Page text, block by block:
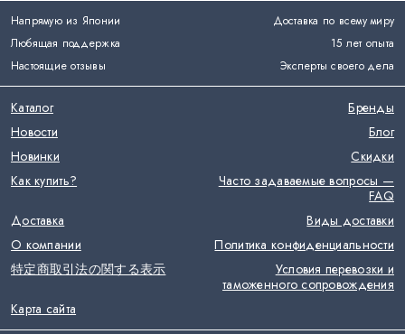
Напрямую из Японии
Доставка по всему миру
Любящая поддержка
15 лет опыта
Настоящие отзывы
Эксперты своего дела
Каталог
Бренды
Новости
Блог
Новинки
Скидки
Как купить?
Часто задаваемые вопросы —
FAQ
Доставка
Виды доставки
О компании
Политика конфиденциальности
特定商取引法の関する表示
Условия перевозки и
таможенного сопровождения
Карта сайта